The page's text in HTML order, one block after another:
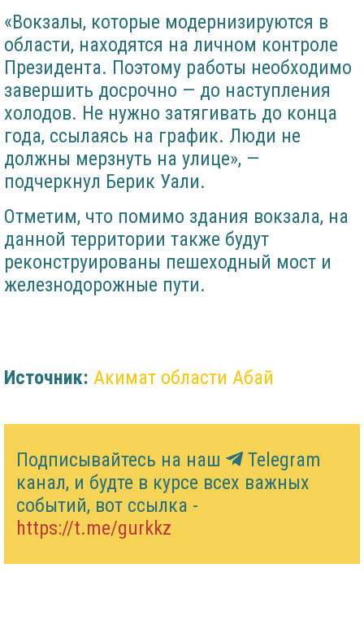
«Вокзалы, которые модернизируются в
области, находятся на личном контроле
Президента. Поэтому работы необходимо
завершить досрочно — до наступления
холодов. Не нужно затягивать до конца
года, ссылаясь на график. Люди не
должны мерзнуть на улице», —
подчеркнул Берик Уали.
Отметим, что помимо здания вокзала, на
данной территории также будут
реконструированы пешеходный мост и
железнодорожные пути.
Источник: Акимат области Абай
Подписывайтесь на наш
Telegram
канал, и будте в курсе всех важных
событий, вот ссылка -
https://t.me/gurkkz